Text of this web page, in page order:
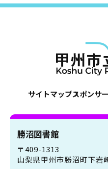
サイトマップスポンサ
勝沼図書館
〒409-1313
山梨県甲州市勝沼町下岩